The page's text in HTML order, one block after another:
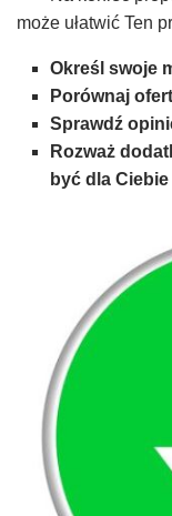
może ułatwić Ten
Określ swoje
Porównaj
Sprawdź
Rozważ
być dla